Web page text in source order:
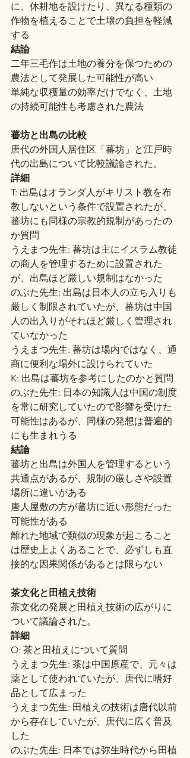
に、休耕地を設けたり、異なる種類の
作物を植えることで土壌の負担を軽減
する
結論
二年三毛作は土地の養分を保つための
農法として発展した可能性が高い
単純な収穫量の効率だけでなく、土地
の持続可能性も考慮された農法
蕃坊と出島の比較
唐代の外国人居住区「蕃坊」と江戸時
代の出島について比較議論された。
詳細
T: 出島はオランダ人がキリスト教を布
教しないという条件で設置されたが、
蕃坊にも同様の宗教的規制があったの
か質問
うえまつ先生: 蕃坊は主にイスラム教徒
の商人を管理するために設置された
が、出島ほど厳しい規制はなかった
のぶた先生: 出島は日本人の立ち入りも
厳しく制限されていたが、蕃坊は中国
人の出入りがそれほど厳しく管理され
ていなかった
うえまつ先生: 蕃坊は場内ではなく、通
商に便利な場外に設けられていた
K: 出島は蕃坊を参考にしたのかと質問
のぶた先生: 日本の知識人は中国の制度
を常に研究していたので影響を受けた
可能性はあるが、同様の発想は普遍的
にも生まれうる
結論
蕃坊と出島は外国人を管理するという
共通点があるが、規制の厳しさや設置
場所に違いがある
唐人屋敷の方が蕃坊に近い形態だった
可能性がある
離れた地域で類似の現象が起こること
は歴史上よくあることで、必ずしも直
接的な因果関係があるとは限らない
茶文化と田植え技術
茶文化の発展と田植え技術の広がりに
ついて議論された。
詳細
O: 茶と田植えについて質問
うえまつ先生: 茶は中国原産で、元々は
薬として使われていたが、唐代に嗜好
品として広まった
うえまつ先生: 田植えの技術は唐代以前
から存在していたが、唐代に広く普及
した
のぶた先生: 日本では弥生時代から田植